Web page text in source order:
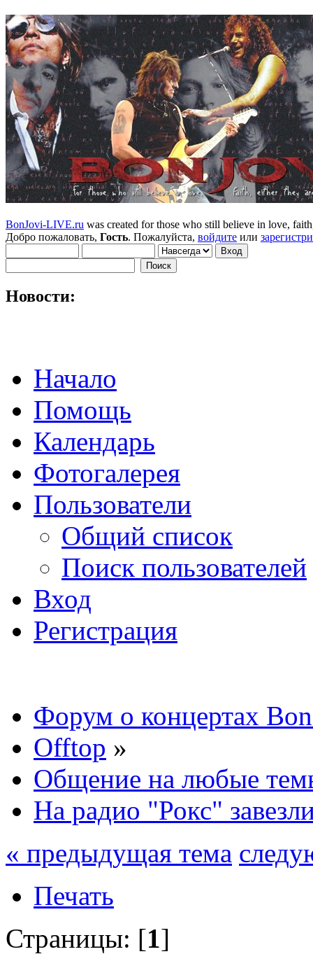
BonJovi-LIVE.ru was created for those who still believe in love,
Добро пожаловать, Гость. Пожалуйста, войдите или
Новости:
Начало
Помощь
Календарь
Фотогалерея
Пользователи
Общий список
Поиск пользователей
Вход
Регистрация
Форум о концертах
Offtop »
Общение на любые
На радио "Рокс"
« предыдущая тема
Печать
Страницы: [1]